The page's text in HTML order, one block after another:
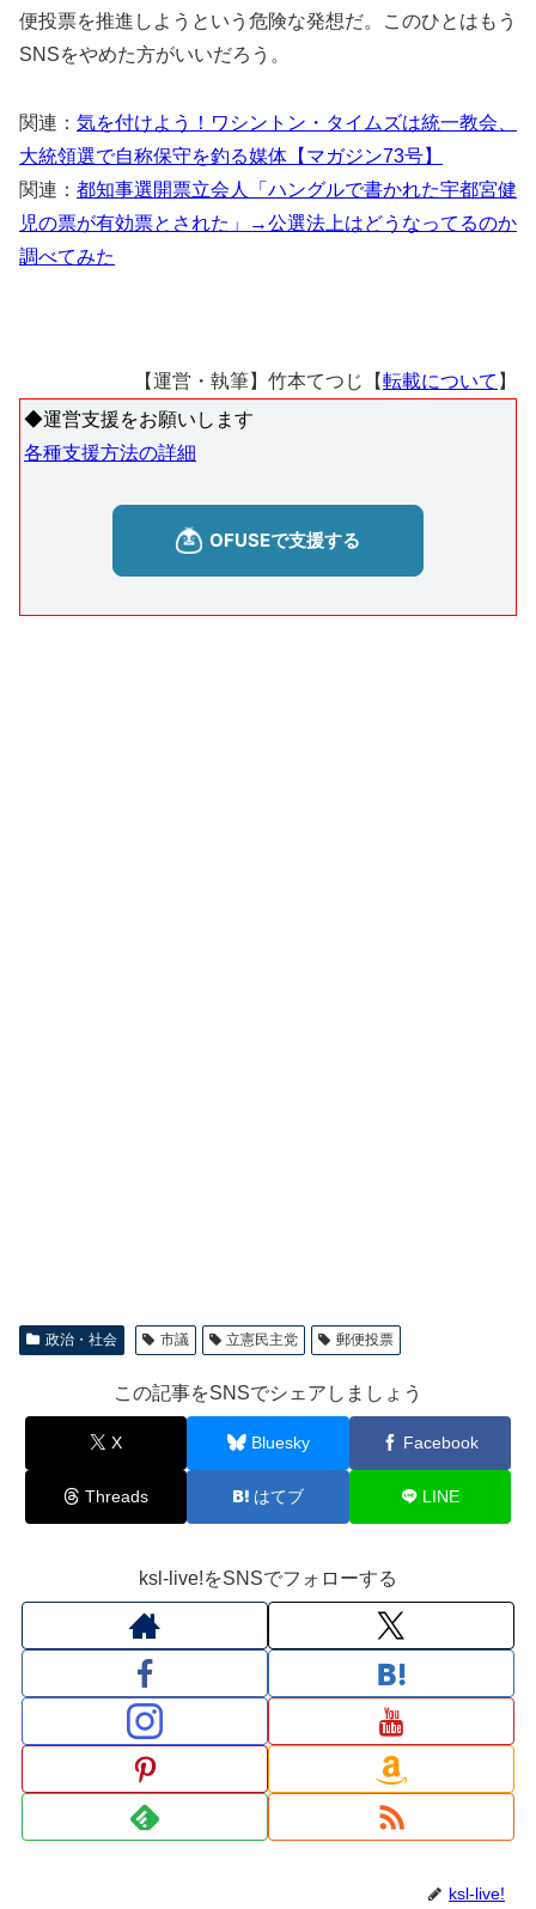
便投票を推進しようという危険な発想だ。このひとはもう
SNSをやめた方がいいだろう。
関連： 気を付けよう！ワシントン・タイムズは統一教会、
大統領選で自称保守を釣る媒体【マガジン73号】
関連： 都知事選開票立会人「ハングルで書かれた宇都宮健
児の票が有効票とされた」→公選法上はどうなってるのか
調べてみた
【運営・執筆】竹本てつじ【転載について 】
◆運営支援をお願いします
各種支援方法の詳細
政治・社会 市議 立憲民主党 郵便投票
この記事をSNSでシェアしましょう
X Bluesky Facebook
Threads はてブ LINE
ksl-live!をSNSでフォローする
ksl-live!